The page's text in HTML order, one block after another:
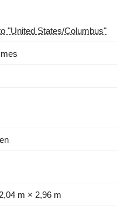
"United States/Columbus"
m × 2,96 m